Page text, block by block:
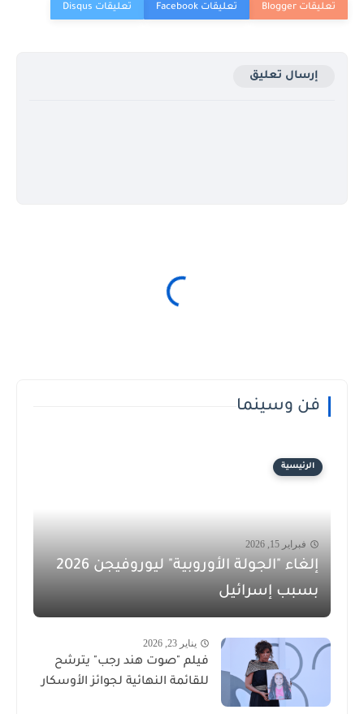
إرسال تعليق
فن وسينما
الرئيسية
فبراير 15, 2026
إلغاء "الجولة الأوروبية" ليوروفيجن 2026
بسبب إسرائيل
يناير 23, 2026
فيلم "صوت هند رجب" يترشح
للقائمة النهائية لجوائز الأوسكار